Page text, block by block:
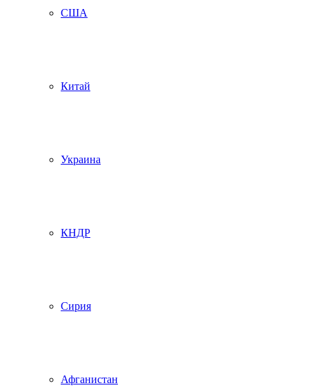
США
Китай
Украина
КНДР
Сирия
Афганистан